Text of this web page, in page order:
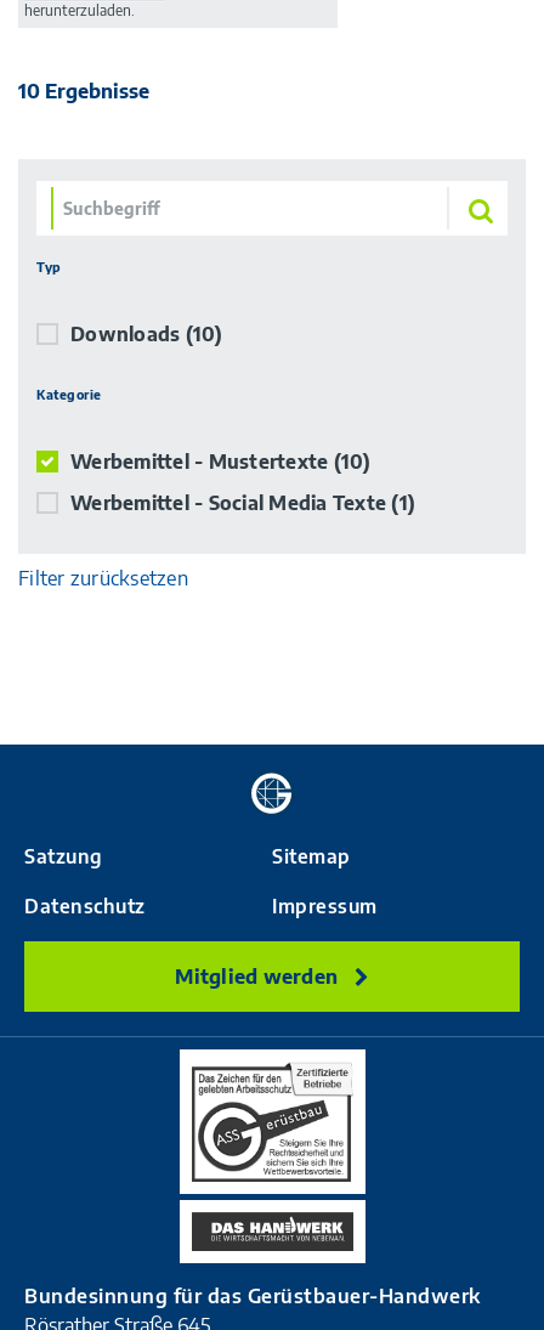
herunterzuladen.
10 Ergebnisse
Typ
Downloads (10)
Kategorie
Werbemittel - Mustertexte (10)
Werbemittel - Social Media Texte(1)
Filter zurücksetzen
Zur
Startseite
Satzung Sitemap
Datenschutz Impressum
Mitglied werden
Bundesinnung für das Gerüstbauer-Handwerk
Rösrather Straße 645